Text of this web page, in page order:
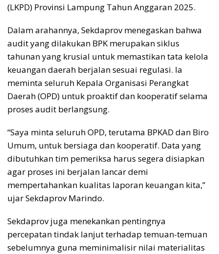
(LKPD) Provinsi Lampung Tahun Anggaran 2025.
Dalam arahannya, Sekdaprov menegaskan bahwa
audit yang dilakukan BPK merupakan siklus
tahunan yang krusial untuk memastikan tata kelola
keuangan daerah berjalan sesuai regulasi. Ia
meminta seluruh Kepala Organisasi Perangkat
Daerah (OPD) untuk proaktif dan kooperatif selama
proses audit berlangsung.
“Saya minta seluruh OPD, terutama BPKAD dan Biro
Umum, untuk bersiaga dan kooperatif. Data yang
dibutuhkan tim pemeriksa harus segera disiapkan
agar proses ini berjalan lancar demi
mempertahankan kualitas laporan keuangan kita,”
ujar Sekdaprov Marindo.
Sekdaprov juga menekankan pentingnya
percepatan tindak lanjut terhadap temuan-temuan
sebelumnya guna meminimalisir nilai materialitas